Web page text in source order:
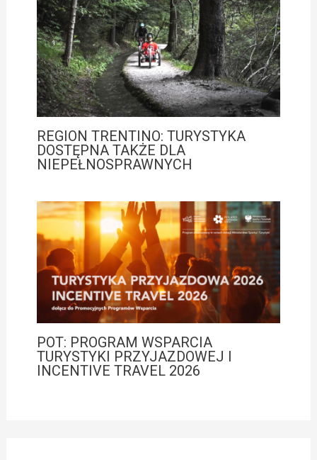
REGION TRENTINO: TURYSTYKA
DOSTĘPNA TAKŻE DLA
NIEPEŁNOSPRAWNYCH
POT: PROGRAM WSPARCIA
TURYSTYKI PRZYJAZDOWEJ I
INCENTIVE TRAVEL 2026